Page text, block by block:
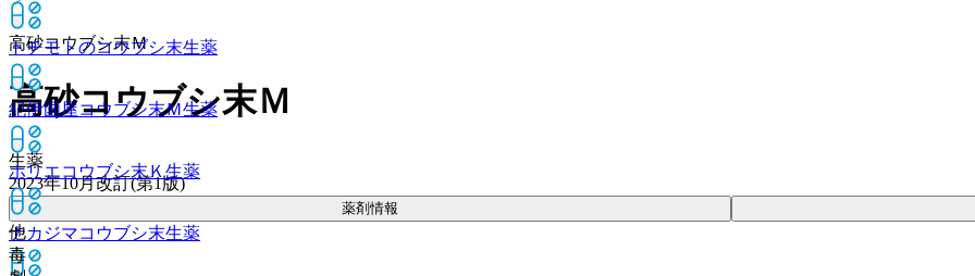
トチモトのコウブシ末生薬
紀伊国屋コウブシ末Ｍ生薬
ホリエコウブシ末Ｋ生薬
ナカジマコウブシ末生薬
高砂コウブシ末Ｍ
高砂コウブシ末Ｍ
生薬
2023年10月改訂(第1版)
薬剤情報
他
毒